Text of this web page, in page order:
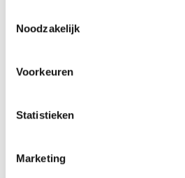
Noodzakelijk
Voorkeuren
Statistieken
Marketing